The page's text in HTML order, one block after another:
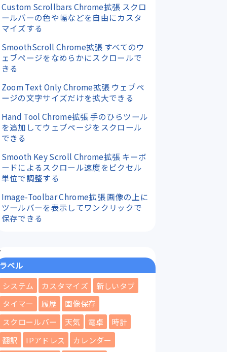
Custom Scrollbars Chrome拡張 スクロ
ールバーの色や幅などを自由にカスタ
マイズする
SmoothScroll Chrome拡張 すべてのウ
ェブページをなめらかにスクロールで
きる
Zoom Text Only Chrome拡張 ウェブペ
ージの文字サイズだけを拡大できる
Hand Tool Chrome拡張 手のひらツール
を追加してウェブページをスクロール
できる
Smooth Key Scroll Chrome拡張 キーボ
ードによるスクロール速度をピクセル
単位で調整する
Image-Toolbar Chrome拡張 画像の上に
ツールバーを表示してワンクリックで
保存できる
ラベル
システム カスタマイズ
新しいタブ
タイマー
履歴
画像保存
スクロールバー
天気 電卓
時計
翻訳
IPアドレス
カレンダー